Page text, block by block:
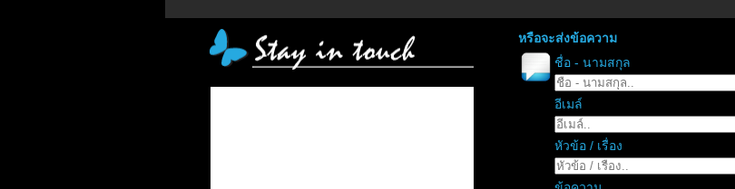
หรือจะส่งข้อความ
ชื่อ - นามสกุล
อีเมล์
หัวข้อ / เรื่อง